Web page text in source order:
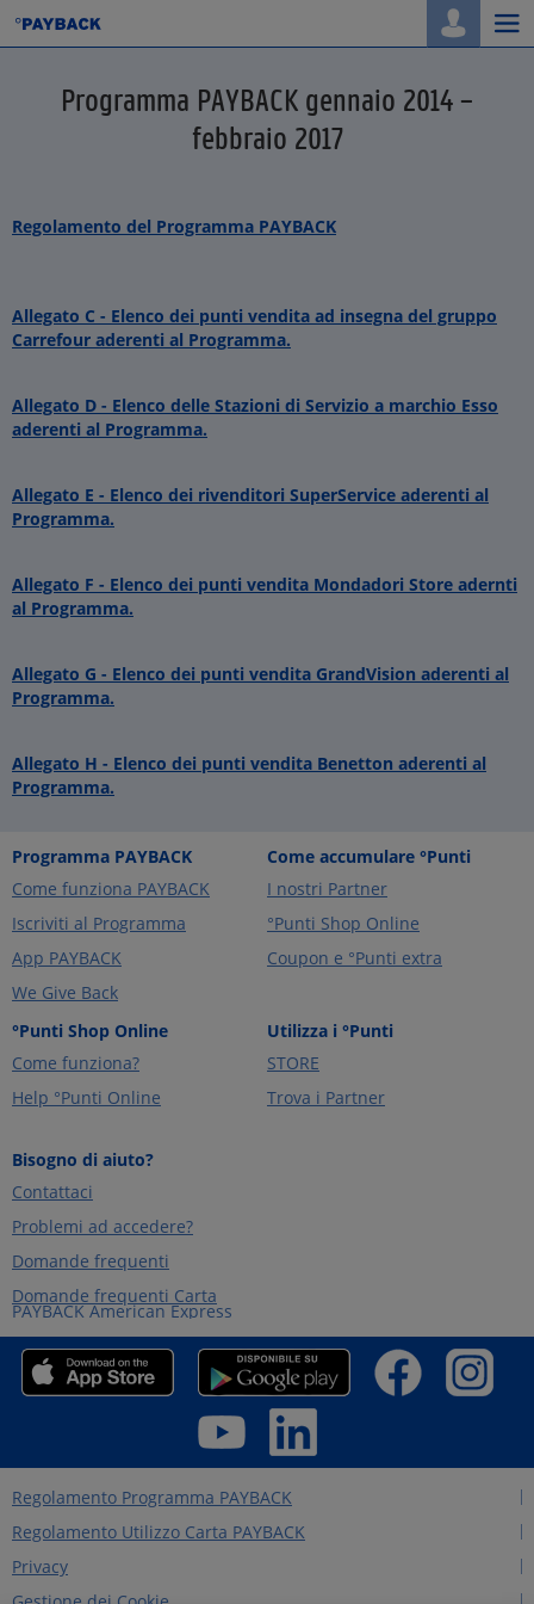
Programma PAYBACK gennaio 2014 –
febbraio 2017
Regolamento del Programma PAYBACK
Allegato C - Elenco dei punti vendita ad insegna del gruppo
Carrefour aderenti al Programma.
Allegato D - Elenco delle Stazioni di Servizio a marchio Esso
aderenti al Programma.
Allegato E - Elenco dei rivenditori SuperService aderenti al
Programma.
Allegato F - Elenco dei punti vendita Mondadori Store adernti
al Programma.
Allegato G - Elenco dei punti vendita GrandVision aderenti al
Programma.
Allegato H - Elenco dei punti vendita Benetton aderenti al
Programma.
Programma PAYBACK
Come funziona PAYBACK
Iscriviti al Programma
App PAYBACK
We Give Back
Come accumulare °Punti
I nostri Partner
°Punti Shop Online
Coupon e °Punti extra
°Punti Shop Online
Come funziona?
Help °Punti Online
Utilizza i °Punti
STORE
Trova i Partner
Bisogno di aiuto?
Contattaci
Problemi ad accedere?
Domande frequenti
Domande frequenti Carta
PAYBACK American Express
Regolamento Programma PAYBACK
Regolamento Utilizzo Carta PAYBACK
Privacy